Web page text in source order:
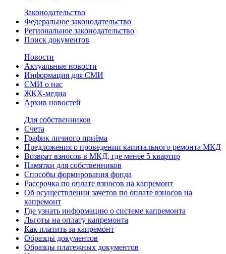
Законодательство
Федеральное законодательство
Региональное законодательство
Поиск документов
Новости
Актуальные новости
Информация для СМИ
СМИ о нас
ЖКХ-медиа
Архив новостей
Для собственников
Счета
График личного приёма
Предложения о проведении капитального ремонта МКД
Возврат взносов в МКД, где менее 5 квартир
Памятки для собственников
Способы формирования фонда
Рассрочка по оплате взносов на капремонт
Об осуществлении зачетов по оплате взносов на
капремонт
Где узнать информацию о системе капремонта
Льготы на оплату капремонта
Как платить за капремонт
Образцы документов
Образцы платежных документов